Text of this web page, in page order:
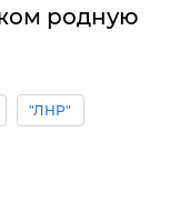
родную
"ЛНР"